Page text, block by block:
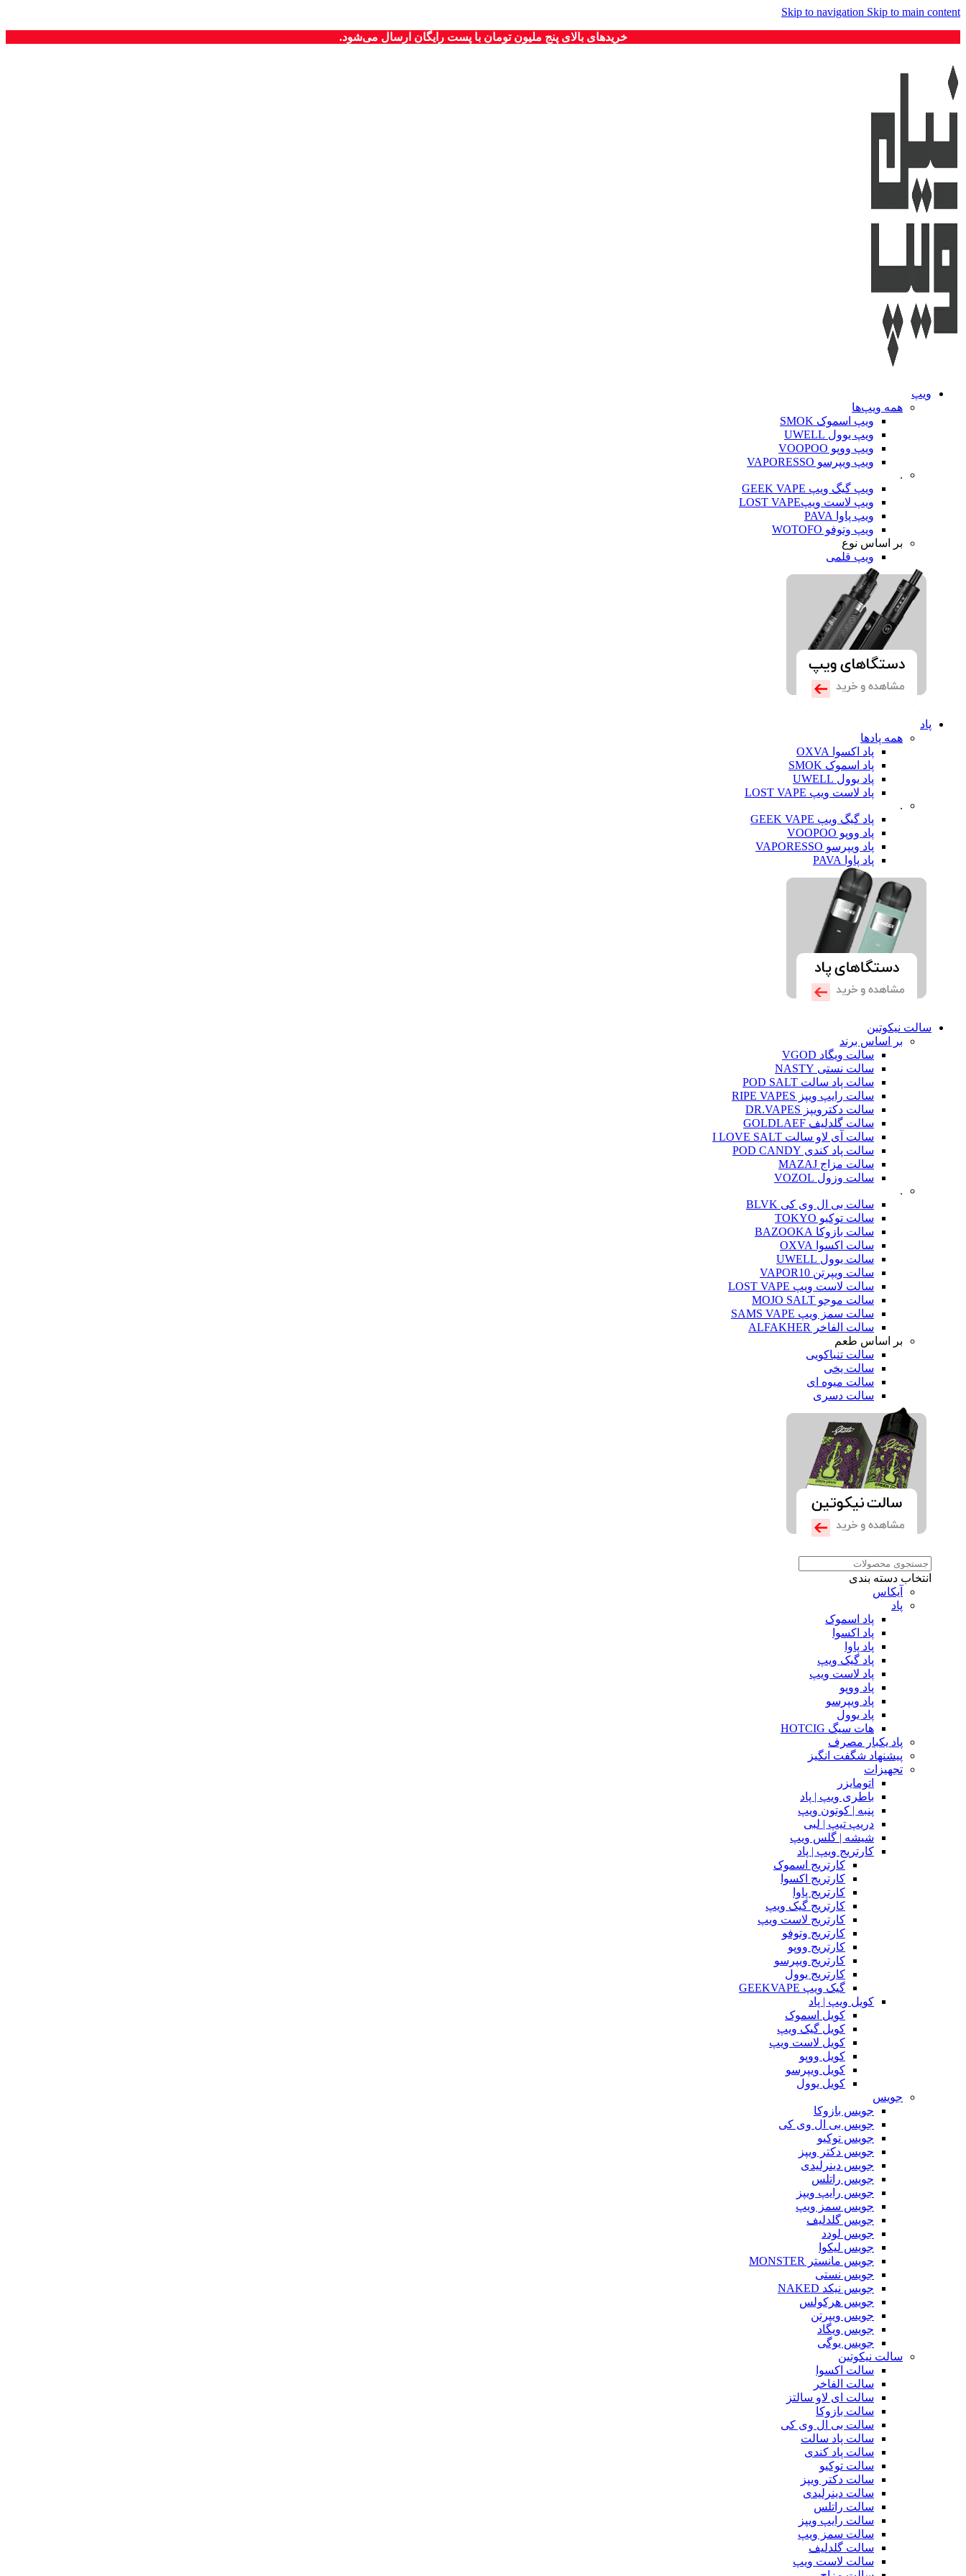
Skip to navigation Skip to main content
خریدهای بالای پنج ملیون تومان با پست رایگان ارسال می‌شود.
ویپ‌
همه ویپ‌ها
ویپ اسموک SMOK
ویپ یوول UWELL
ویپ ووپو VOOPOO
ویپ ویپرسو VAPORESSO
.
ویپ گیگ ویپ GEEK VAPE
ویپ لاست ویپLOST VAPE
ویپ پاوا PAVA
ویپ وتوفو WOTOFO
بر اساس نوع
ویپ قلمی
پاد
همه پادها
پاد اکسوا OXVA
پاد اسموک SMOK
پاد یوول UWELL
پاد لاست ویپ LOST VAPE
.
پاد گیگ ویپ GEEK VAPE
پاد ووپو VOOPOO
پاد ویپرسو VAPORESSO
پاد پاوا PAVA
سالت نیکوتین
بر اساس برند
سالت ویگاد VGOD
سالت نستی NASTY
سالت پاد سالت POD SALT
سالت رایپ ویپز RIPE VAPES
سالت دکترویپز DR.VAPES
سالت گلدلیف GOLDLAEF
سالت آی لاو سالت I LOVE SALT
سالت پاد کندی POD CANDY
سالت مزاج MAZAJ
سالت وزول VOZOL
.
سالت بی ال وی کی BLVK
سالت توکیو TOKYO
سالت بازوکا BAZOOKA
سالت اکسوا OXVA
سالت یوول UWELL
سالت ویپرتن VAPOR10
سالت لاست ویپ LOST VAPE
سالت موجو MOJO SALT
سالت سمز ویپ SAMS VAPE
سالت الفاخر ALFAKHER
بر اساس طعم
سالت تنباکویی
سالت یخی
سالت میوه ای
سالت دسری
انتخاب دسته بندی
آیکاس
پاد
پاد اسموک
پاد اکسوا
پاد پاوا
پاد گیک ویپ
پاد لاست ویپ
پاد ووپو
پاد ویپرسو
پاد یوول
هات سیگ HOTCIG
پاد یکبار مصرف
پیشنهاد شگفت انگیز
تجهیزات
اتومایزر
باطری ویپ | پاد
پنبه | کوتون ویپ
دریپ تیپ | لبی
شیشه | گلس ویپ
کارتریج ویپ | پاد
کارتریج اسموک
کارتریج اکسوا
کارتریج پاوا
کارتریج گیک ویپ
کارتریج لاست ویپ
کارتریج وتوفو
کارتریج ووپو
کارتریج ویپرسو
کارتریج یوول
گیک ویپ GEEKVAPE
کویل ویپ | پاد
کویل اسموک
کویل گیک ویپ
کویل لاست ویپ
کویل ووپو
کویل ویپرسو
کویل یوول
جویس‌
جویس بازوکا
جویس بی ال وی کی
جویس توکیو
جویس دکتر ویپز
جویس دینرلیدی
جویس راتلس
جویس رایپ ویپز
جویس سمز ویپ
جویس گلدلیف
جویس لودد
جویس لیکوا
جویس مانستر MONSTER
جویس نستی
جویس نیکد NAKED
جویس هرکولس
جویس ویپرتن
جویس ویگاد
جویس یوگی
سالت نیکوتین
سالت اکسوا
سالت الفاخر
سالت ای لاو سالتز
سالت بازوکا
سالت بی ال وی کی
سالت پاد سالت
سالت پاد کندی
سالت توکیو
سالت دکتر ویپز
سالت دینرلیدی
سالت راتلس
سالت رایپ ویپز
سالت سمز ویپ
سالت گلدلیف
سالت لاست ویپ